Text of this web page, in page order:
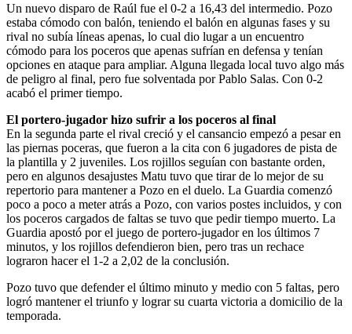
Un nuevo disparo de Raúl fue el 0-2 a 16,43 del intermedio. Pozo
estaba cómodo con balón, teniendo el balón en algunas fases y su
rival no subía líneas apenas, lo cual dio lugar a un encuentro
cómodo para los poceros que apenas sufrían en defensa y tenían
opciones en ataque para ampliar. Alguna llegada local tuvo algo más
de peligro al final, pero fue solventada por Pablo Salas. Con 0-2
acabó el primer tiempo.
El portero-jugador hizo sufrir a los poceros al final
En la segunda parte el rival creció y el cansancio empezó a pesar en
las piernas poceras, que fueron a la cita con 6 jugadores de pista de
la plantilla y 2 juveniles. Los rojillos seguían con bastante orden,
pero en algunos desajustes Matu tuvo que tirar de lo mejor de su
repertorio para mantener a Pozo en el duelo. La Guardia comenzó
poco a poco a meter atrás a Pozo, con varios postes incluidos, y con
los poceros cargados de faltas se tuvo que pedir tiempo muerto. La
Guardia apostó por el juego de portero-jugador en los últimos 7
minutos, y los rojillos defendieron bien, pero tras un rechace
lograron hacer el 1-2 a 2,02 de la conclusión.
Pozo tuvo que defender el último minuto y medio con 5 faltas, pero
logró mantener el triunfo y lograr su cuarta victoria a domicilio de la
temporada.